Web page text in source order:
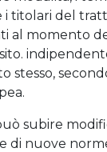
i titolari del
al momento
stesso,
subire
di nuove